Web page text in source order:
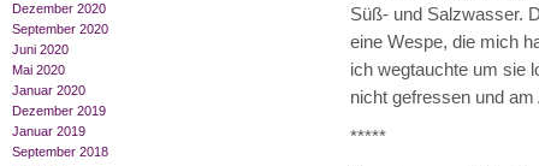
Dezember 2020
September 2020
Juni 2020
Mai 2020
Januar 2020
Dezember 2019
Januar 2019
September 2018
Süß- und Salzwasser.
eine Wespe, die mich
ich wegtauchte um sie
nicht gefressen und
*****